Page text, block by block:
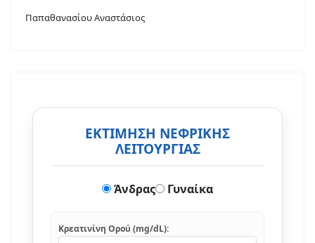
Παπαθανασίου Αναστάσιος
ΕΚΤΙΜΗΣΗ ΝΕΦΡΙΚΗΣ
ΛΕΙΤΟΥΡΓΙΑΣ
Άνδρας Γυναίκα
Κρεατινίνη Ορού (mg/dL):